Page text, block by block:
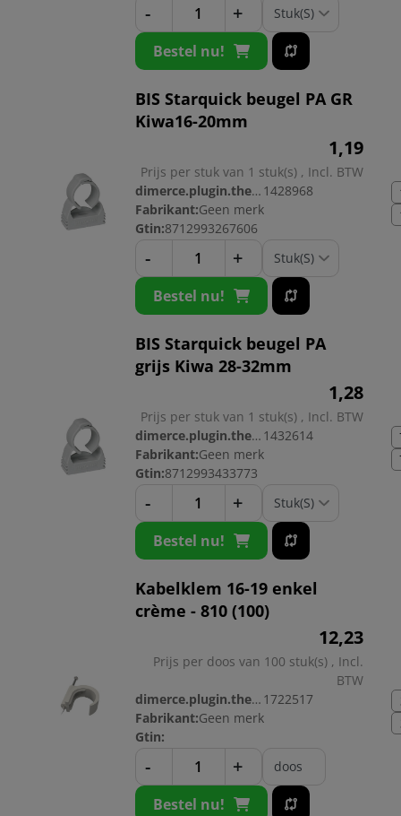
- +
Bestel nu!
BIS Starquick beugel PA GR
Kiwa16-20mm
1,19
Prijs per stuk van 1 stuk(s) , Incl. BTW
dimerce.plugin.theme.productnr: 1428968
Fabrikant:Geen merk
Gtin:8712993267606
- +
Bestel nu!
BIS Starquick beugel PA
grijs Kiwa 28-32mm
1,28
Prijs per stuk van 1 stuk(s) , Incl. BTW
dimerce.plugin.theme.productnr: 1432614
Fabrikant:Geen merk
Gtin:8712993433773
- +
Bestel nu!
Kabelklem 16-19 enkel
crème - 810 (100)
12,23
Prijs per doos van 100 stuk(s) , Incl.
BTW
dimerce.plugin.theme.productnr: 1722517
Fabrikant:Geen merk
Gtin:
- + doos
Bestel nu!